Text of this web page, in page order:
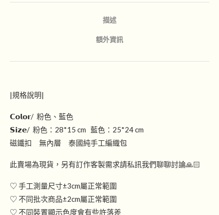
描述
額外資訊
|規格說明|
𝗖𝗼𝗹𝗼𝗿/ 粉色、藍色
𝗦𝗶𝘇𝗲/ 粉色：28*15 cm 藍色：25*24 cm
磁鐵扣 無內層 泰國純手工編織包
此賣場為現貨，另有訂作客製需求請私訊我們聊聊討論🙏🏻
♡ 手工測量尺寸±3cm屬正常範圍
♡ 不同批次商品±2cm屬正常範圍
♡ 不同裝置顯示色度會有些許落差